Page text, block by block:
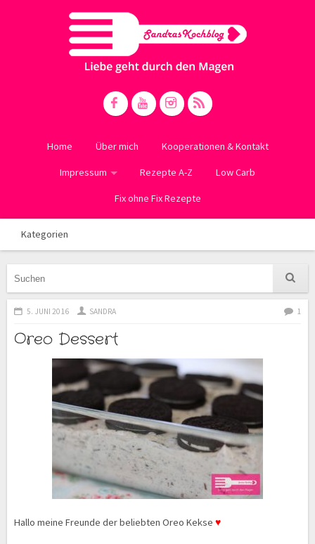
Home Über mich Kooperationen & Kontakt
Impressum Rezepte A-Z Low Carb
Fix ohne Fix Rezepte
Kategorien
5. JUNI 2016 SANDRA 1
Oreo Dessert
Hallo meine Freunde der beliebten Oreo Kekse ♥